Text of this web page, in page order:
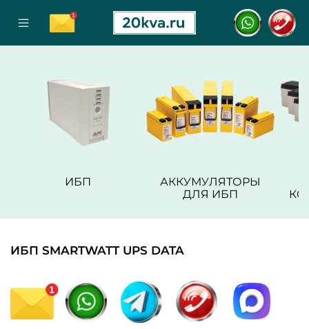
ИБП
АККУМУЛЯТОРЫ
ДЛЯ ИБП
ИБП SMARTWATT UPS DATA